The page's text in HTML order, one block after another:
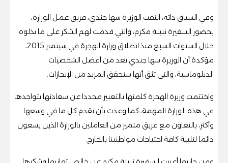
وفي السياق ذاته، التقت الوزيرة سها جندي، فريق عمل الوزارة،
بحضور السفيرة نبيلة مكرم، والتي قدمت لهم الشكر على ما بذلوه
خلال السنوات السبع منذ انطلاق وزارة الهجرة في سبتمبر 2015،
مؤكدة أن الوزيرة سها جندي تعد من أفضل الشخصيات
الدبلوماسية، والتي تثق أنها ستحقق المزيد من الإنجازات.
واختتمت وزيرة الهجرة كلمتها بالتعبير مجددا عن سعادتها بتواجدها
في هذه الوزارة المهمة، كما وعدت بأن تقدم كل ما في وسعها
وأكثر، بالتعاون مع فريق متميز من العاملين بالوزارة الذين يسعون
دائما لتلبية كافة احتياجات مواطنينا بالخارج.